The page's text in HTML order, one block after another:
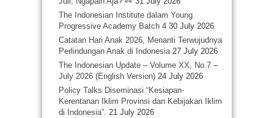
The Indonesian Institute dalam Young
Progressive Academy Batch 4 30 July 2026
Catatan Hari Anak 2026, Menanti Terwujudnya
Perlindungan Anak di Indonesia 27 July 2026
The Indonesian Update – Volume XX, No.7 –
July 2026 (English Version) 24 July 2026
Policy Talks Diseminasi “Kesiapan-
Kerentanan Iklim Provinsi dan Kebijakan Iklim
di Indonesia”. 21 July 2026